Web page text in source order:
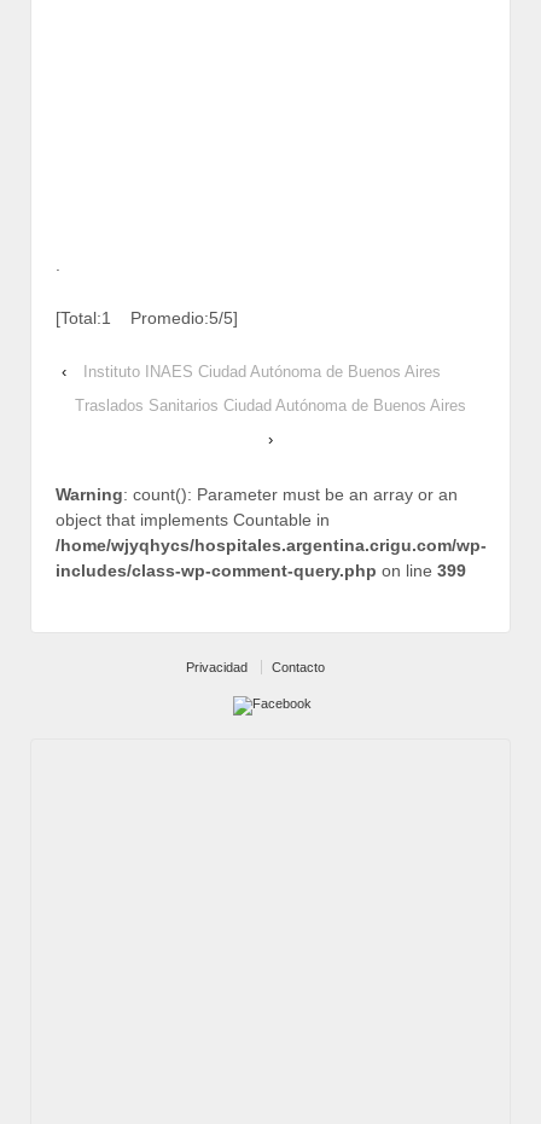
.
[Total:1 Promedio:5/5]
‹
Instituto INAES Ciudad Autónoma de Buenos Aires
Traslados Sanitarios Ciudad Autónoma de Buenos Aires
›
Warning: count(): Parameter must be an array or an
object that implements Countable in
/home/wjyqhycs/hospitales.argentina.crigu.com/wp-
includes/class-wp-comment-query.php on line 399
Privacidad Contacto